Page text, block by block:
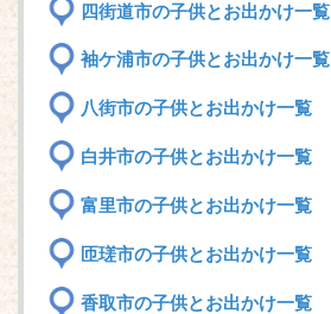
四街道市の子供とお出かけ一覧
袖ケ浦市の子供とお出かけ一覧
八街市の子供とお出かけ一覧
白井市の子供とお出かけ一覧
富里市の子供とお出かけ一覧
匝瑳市の子供とお出かけ一覧
香取市の子供とお出かけ一覧